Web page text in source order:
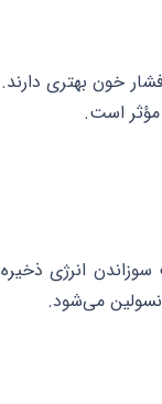
خون بهتری دارند.
است.
انرژی ذخیره
می‌شود.